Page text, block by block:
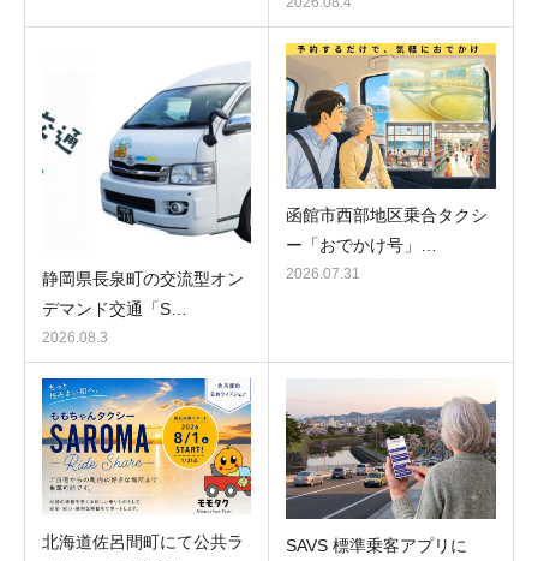
静岡県長泉町の交流型オン
デマンド交通「S…
2026.08.3
函館市西部地区乗合タクシ
ー「おでかけ号」…
2026.07.31
北海道佐呂間町にて公共ラ
SAVS 標準乗客アプリに